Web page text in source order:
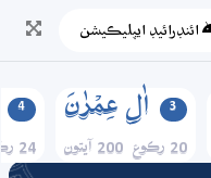
ائنڊرائيڊ ايپليڪيشن
3 اٰلِ عِمۡرٰنَ
20 رڪوع 200 آيتون
4
24 رڪوع